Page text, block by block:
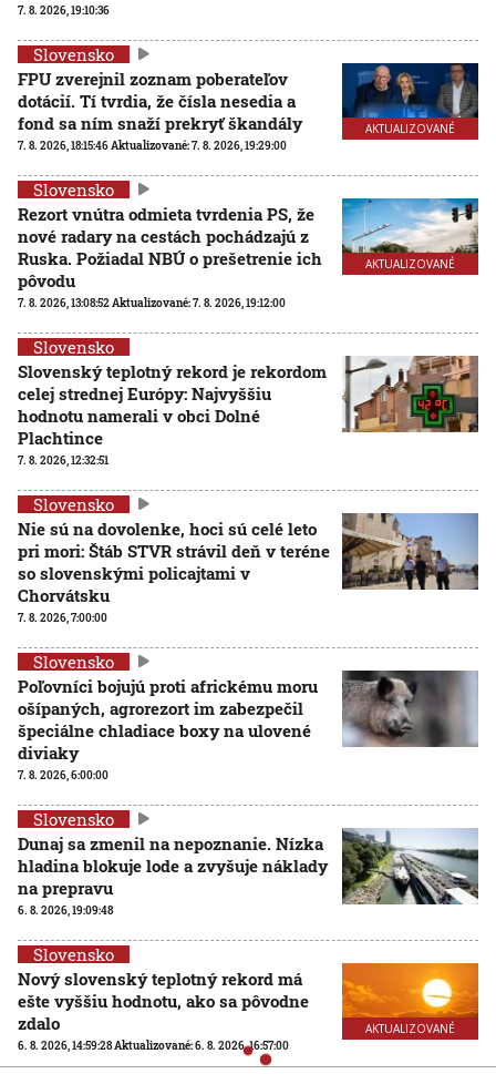
7. 8. 2026, 19:10:36
AKTUALIZOVANÉ
Slovensko
FPU zverejnil zoznam poberateľov
dotácií. Tí tvrdia, že čísla nesedia a
fond sa ním snaží prekryť škandály
7. 8. 2026, 18:15:46Aktualizované:7. 8. 2026, 19:29:00
AKTUALIZOVANÉ
Slovensko
Rezort vnútra odmieta tvrdenia PS, že
nové radary na cestách pochádzajú z
Ruska. Požiadal NBÚ o prešetrenie ich
pôvodu
7. 8. 2026, 13:08:52Aktualizované:7. 8. 2026, 19:12:00
Slovensko
Slovenský teplotný rekord je rekordom
celej strednej Európy: Najvyššiu
hodnotu namerali v obci Dolné
Plachtince
7. 8. 2026, 12:32:51
Slovensko
Nie sú na dovolenke, hoci sú celé leto
pri mori: Štáb STVR strávil deň v teréne
so slovenskými policajtami v
Chorvátsku
7. 8. 2026, 7:00:00
Slovensko
Poľovníci bojujú proti africkému moru
ošípaných, agrorezort im zabezpečil
špeciálne chladiace boxy na ulovené
diviaky
7. 8. 2026, 6:00:00
Slovensko
Dunaj sa zmenil na nepoznanie. Nízka
hladina blokuje lode a zvyšuje náklady
na prepravu
6. 8. 2026, 19:09:48
AKTUALIZOVANÉ
Slovensko
Nový slovenský teplotný rekord má
ešte vyššiu hodnotu, ako sa pôvodne
zdalo
6. 8. 2026, 14:59:28Aktualizované:6. 8. 2026, 16:57:00